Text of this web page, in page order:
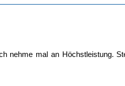
nehme mal an Höchstleistung.